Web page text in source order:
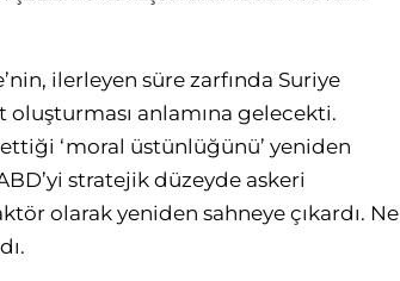
ilerleyen süre zarfında Suriye
anlamına gelecekti.
‘moral üstünlüğünü’ yeniden
stratejik düzeyde askeri
olarak yeniden sahneye çıkardı. Ne